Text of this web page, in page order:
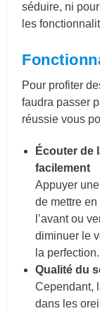
séduire, ni
les
Pour profiter
faudra passer
réussie vous
Écouter de
facilement
Appuyer
de mettre
l’avant ou
diminuer le
la perfection.
Qualité du
Cependant,
dans les